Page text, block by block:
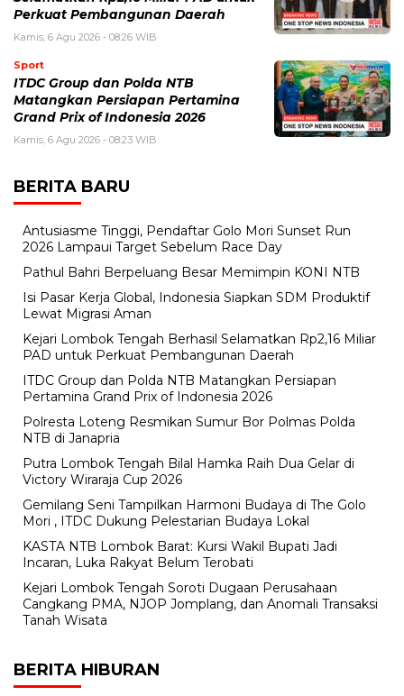
Perkuat Pembangunan Daerah
Kamis, 6 Agu 2026 - 08:26 WIB
Sport
ITDC Group dan Polda NTB
Matangkan Persiapan Pertamina
Grand Prix of Indonesia 2026
Kamis, 6 Agu 2026 - 08:23 WIB
BERITA BARU
Antusiasme Tinggi, Pendaftar Golo Mori Sunset Run
2026 Lampaui Target Sebelum Race Day
Pathul Bahri Berpeluang Besar Memimpin KONI NTB
​Isi Pasar Kerja Global, Indonesia Siapkan SDM Produktif
Lewat Migrasi Aman
Kejari Lombok Tengah Berhasil Selamatkan Rp2,16 Miliar
PAD untuk Perkuat Pembangunan Daerah
ITDC Group dan Polda NTB Matangkan Persiapan
Pertamina Grand Prix of Indonesia 2026
Polresta Loteng Resmikan Sumur Bor Polmas Polda
NTB di Janapria
Putra Lombok Tengah Bilal Hamka Raih Dua Gelar di
Victory Wiraraja Cup 2026
Gemilang Seni Tampilkan Harmoni Budaya di The Golo
Mori , ITDC Dukung Pelestarian Budaya Lokal
KASTA NTB Lombok Barat: Kursi Wakil Bupati Jadi
Incaran, Luka Rakyat Belum Terobati
Kejari Lombok Tengah Soroti Dugaan Perusahaan
Cangkang PMA, NJOP Jomplang, dan Anomali Transaksi
Tanah Wisata
BERITA HIBURAN